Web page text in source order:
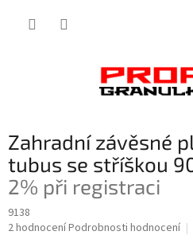
Zahradní závěsné
tubus se stříškou
2% při registraci
9138
Průměrné
2 hodnoceníPodrobnosti hodnocení